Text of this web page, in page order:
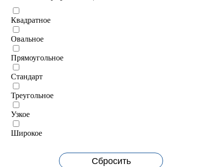
Квадратное
Овальное
Прямоугольное
Стандарт
Треугольное
Узкое
Широкое
Сбросить